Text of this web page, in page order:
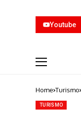
Youtube
Home Turismo
TURISMO